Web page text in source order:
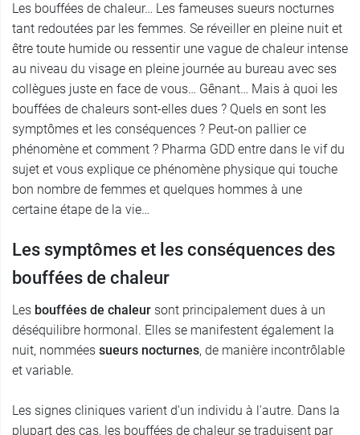
Les bouffées de chaleur… Les fameuses sueurs nocturnes
tant redoutées par les femmes. Se réveiller en pleine nuit et
être toute humide ou ressentir une vague de chaleur intense
au niveau du visage en pleine journée au bureau avec ses
collègues juste en face de vous… Gênant… Mais à quoi les
bouffées de chaleurs sont-elles dues ? Quels en sont les
symptômes et les conséquences ? Peut-on pallier ce
phénomène et comment ? Pharma GDD entre dans le vif du
sujet et vous explique ce phénomène physique qui touche
bon nombre de femmes et quelques hommes à une
certaine étape de la vie…
Les symptômes et les conséquences des
bouffées de chaleur
Les bouffées de chaleur sont principalement dues à un
déséquilibre hormonal. Elles se manifestent également la
nuit, nommées sueurs nocturnes, de manière incontrôlable
et variable.
Les signes cliniques varient d'un individu à l'autre. Dans la
plupart des cas, les bouffées de chaleur se traduisent par